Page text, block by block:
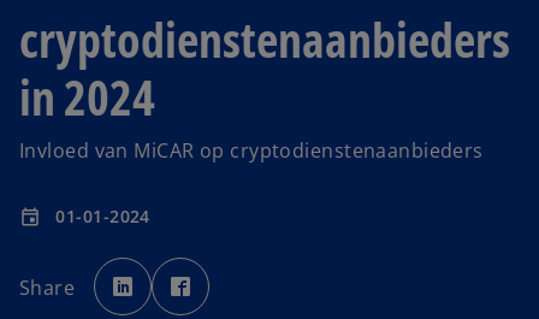
cryptodienstenaanbieders
in 2024
Invloed van MiCAR op cryptodienstenaanbieders
event 01-01-2024
Share
o
p
e
n
p
e